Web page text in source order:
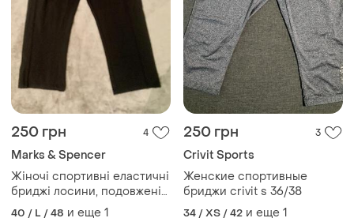
250 грн 4
Marks & Spencer
Жіночі спортивні еластичні
бриджі лосини, подовжені
шорти mars&spenser колір
40 / L / 48 и еще 1
250 грн 3
Crivit Sports
Женские спортивные
бриджи crivit s 36/38
34 / XS / 42 и еще 1